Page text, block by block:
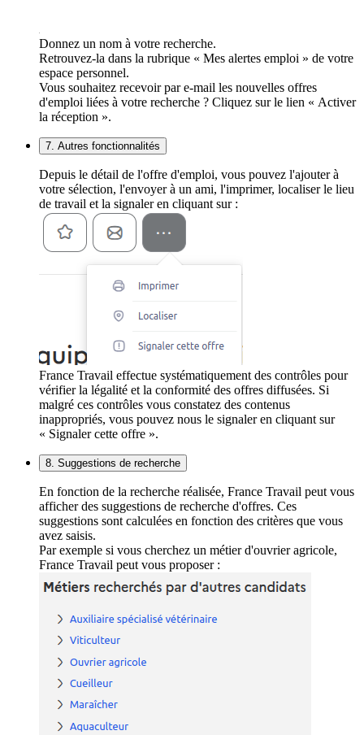
Donnez un nom à votre recherche.
Retrouvez-la dans la rubrique « Mes alertes emploi » de votre
espace personnel.
Vous souhaitez recevoir par e-mail les nouvelles offres
d'emploi liées à votre recherche ? Cliquez sur le lien « Activer
la réception ».
7. Autres fonctionnalités
Depuis le détail de l'offre d'emploi, vous pouvez l'ajouter à
votre sélection, l'envoyer à un ami, l'imprimer, localiser le lieu
de travail et la signaler en cliquant sur :
France Travail effectue systématiquement des contrôles pour
vérifier la légalité et la conformité des offres diffusées. Si
malgré ces contrôles vous constatez des contenus
inappropriés, vous pouvez nous le signaler en cliquant sur
« Signaler cette offre ».
8. Suggestions de recherche
En fonction de la recherche réalisée, France Travail peut vous
afficher des suggestions de recherche d'offres. Ces
suggestions sont calculées en fonction des critères que vous
avez saisis.
Par exemple si vous cherchez un métier d'ouvrier agricole,
France Travail peut vous proposer :